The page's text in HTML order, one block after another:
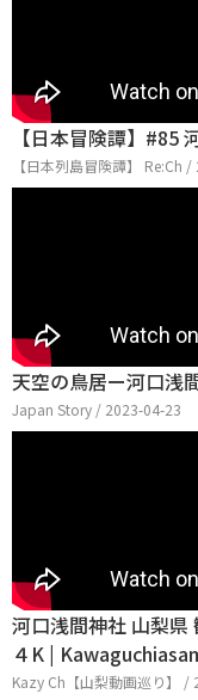
【日本冒険譚】#85
【日本列島冒険譚】 Re:Ch
天空の鳥居ー河口浅
Japan Story / 2023-04-23
河口浅間神社 山梨県
４K |
Kazy Ch【山梨動画巡り】 /